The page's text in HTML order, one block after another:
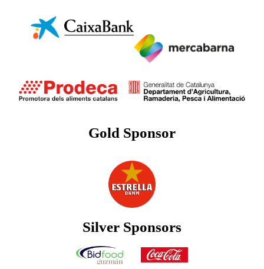
Gold Sponsor
Silver Sponsors